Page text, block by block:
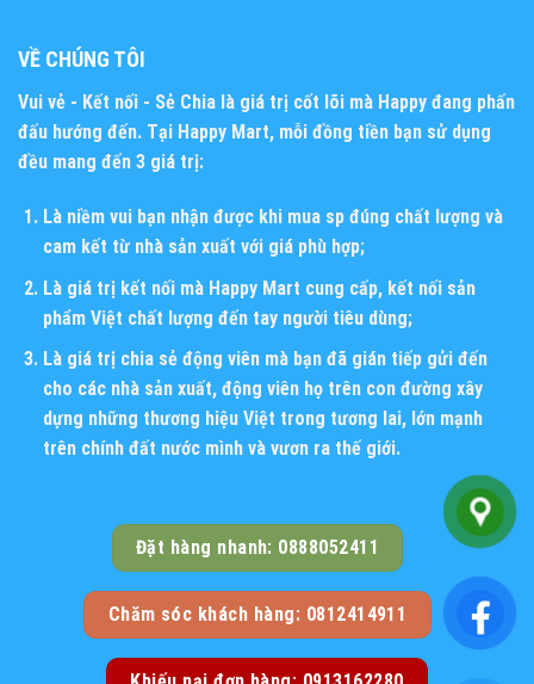
VỀ CHÚNG TÔI
Vui vẻ - Kết nối - Sẻ Chia là giá trị cốt lõi mà Happy đang phấn
đấu hướng đến. Tại Happy Mart, mỗi đồng tiền bạn sử dụng
đều mang đến 3 giá trị:
Là niềm vui bạn nhận được khi mua sp đúng chất lượng và
cam kết từ nhà sản xuất với giá phù hợp;
Là giá trị kết nối mà Happy Mart cung cấp, kết nối sản
phẩm Việt chất lượng đến tay người tiêu dùng;
Là giá trị chia sẻ động viên mà bạn đã gián tiếp gửi đến
cho các nhà sản xuất, động viên họ trên con đường xây
dựng những thương hiệu Việt trong tương lai, lớn mạnh
trên chính đất nước mình và vươn ra thế giới.
Đặt hàng nhanh: 0888052411
Chăm sóc khách hàng: 0812414911